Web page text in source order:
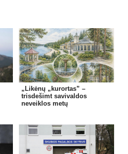
„Likėnų „kurortas” –
trisdešimt savivaldos
neveiklos metų